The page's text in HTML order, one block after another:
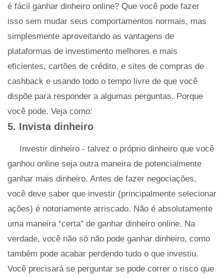
é fácil ganhar dinheiro online? Que você pode fazer
isso sem mudar seus comportamentos normais, mas
simplesmente aproveitando as vantagens de
plataformas de investimento melhores e mais
eficientes, cartões de crédito, e sites de compras de
cashback e usando todo o tempo livre de que você
dispõe para responder a algumas perguntas. Porque
você pode. Veja como:
5. Invista dinheiro
Investir dinheiro - talvez o próprio dinheiro que você
ganhou online seja outra maneira de potencialmente
ganhar mais dinheiro. Antes de fazer negociações,
você deve saber que investir (principalmente selecionar
ações) é notoriamente arriscado. Não é absolutamente
uma maneira “certa” de ganhar dinheiro online. Na
verdade, você não só não pode ganhar dinheiro, como
também pode acabar perdendo tudo o que investiu.
Você precisará se perguntar se pode correr o risco que